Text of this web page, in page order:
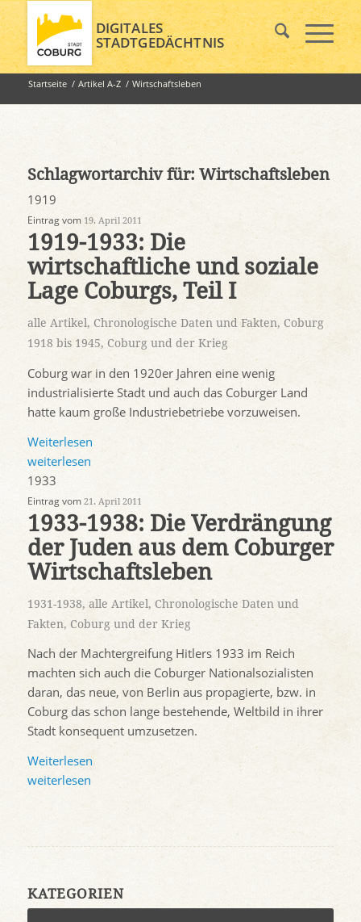
DIGITALES
STADTGEDÄCHTNIS
Startseite / Artikel A-Z / Wirtschaftsleben
Schlagwortarchiv für: Wirtschaftsleben
1919
Eintrag vom 19. April 2011
1919-1933: Die
wirtschaftliche und soziale
Lage Coburgs, Teil I
alle Artikel, Chronologische Daten und Fakten, Coburg
1918 bis 1945, Coburg und der Krieg
Coburg war in den 1920er Jahren eine wenig
industrialisierte Stadt und auch das Coburger Land
hatte kaum große Industriebetriebe vorzuweisen.
Weiterlesen
weiterlesen
1933
Eintrag vom 21. April 2011
1933-1938: Die Verdrängung
der Juden aus dem Coburger
Wirtschaftsleben
1931-1938, alle Artikel, Chronologische Daten und
Fakten, Coburg und der Krieg
Nach der Machtergreifung Hitlers 1933 im Reich
machten sich auch die Coburger Nationalsozialisten
daran, das neue, von Berlin aus propagierte, bzw. in
Coburg das schon lange bestehende, Weltbild in ihrer
Stadt konsequent umzusetzen.
Weiterlesen
weiterlesen
KATEGORIEN